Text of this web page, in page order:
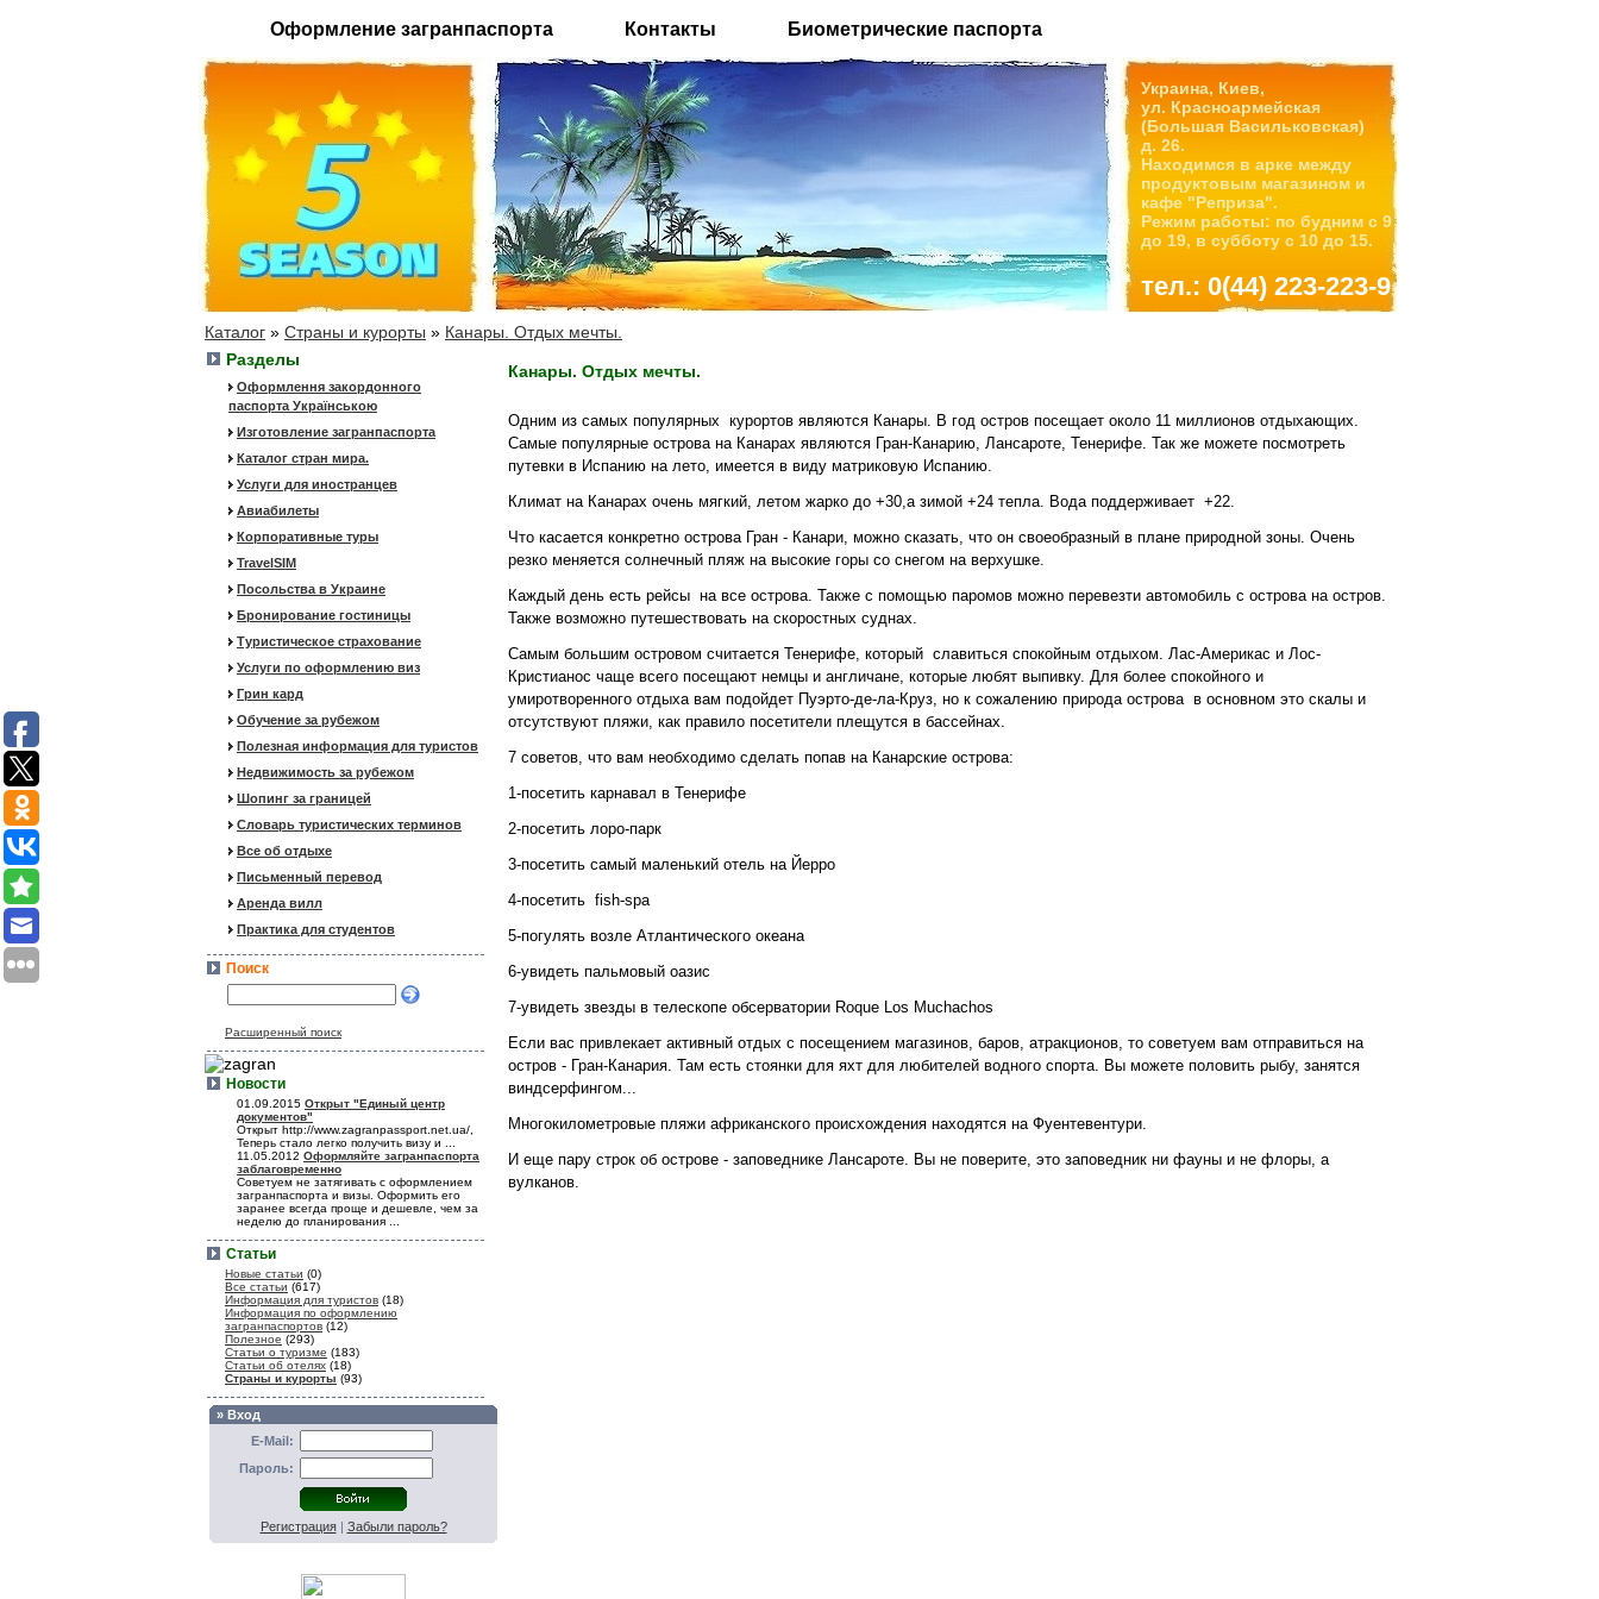
Оформление загранпаспорта Контакты Биометрические паспорта
Украина, Киев,
ул. Красноармейская
(Большая Васильковская)
д. 26.
Находимся в арке между
продуктовым магазином и
кафе "Реприза".
Режим работы: по будним с 9
до 19, в субботу с 10 до 15.
тел.: 0(44) 223-223-9
Каталог » Страны и курорты » Канары. Отдых мечты.
Разделы
Оформлення закордонного
паспорта Українською
Изготовление загранпаспорта
Каталог стран мира.
Услуги для иностранцев
Авиабилеты
Корпоративные туры
TravelSIM
Посольства в Украине
Бронирование гостиницы
Туристическое страхование
Услуги по оформлению виз
Грин кард
Обучение за рубежом
Полезная информация для туристов
Недвижимость за рубежом
Шопинг за границей
Словарь туристических терминов
Все об отдыхе
Письменный перевод
Аренда вилл
Практика для студентов
Поиск
Расширенный поиск
Новости
01.09.2015 Открыт "Единый центр
документов"
Открыт http://www.zagranpassport.net.ua/,
Теперь стало легко получить визу и ...
11.05.2012 Оформляйте загранпаспорта
заблаговременно
Советуем не затягивать с оформлением
загранпаспорта и визы. Оформить его
заранее всегда проще и дешевле, чем за
неделю до планирования ...
Статьи
Новые статьи (0)
Все статьи (617)
Информация для туристов (18)
Информация по оформлению
загранпаспортов (12)
Полезное (293)
Статьи о туризме (183)
Статьи об отелях (18)
Страны и курорты (93)
» Вход
E-Mail:
Пароль:
Регистрация| Забыли пароль?
Канары. Отдых мечты.
Одним из самых популярных курортов являются Канары. В год остров посещает около 11 миллионов отдыхающих.
Самые популярные острова на Канарах являются Гран-Канарию, Лансароте, Тенерифе. Так же можете посмотреть
путевки в Испанию на лето, имеется в виду матриковую Испанию.
Климат на Канарах очень мягкий, летом жарко до +30,а зимой +24 тепла. Вода поддерживает +22.
Что касается конкретно острова Гран - Канари, можно сказать, что он своеобразный в плане природной зоны. Очень
резко меняется солнечный пляж на высокие горы со снегом на верхушке.
Каждый день есть рейсы на все острова. Также с помощью паромов можно перевезти автомобиль с острова на остров.
Также возможно путешествовать на скоростных суднах.
Самым большим островом считается Тенерифе, который славиться спокойным отдыхом. Лас-Америкас и Лос-
Кристианос чаще всего посещают немцы и англичане, которые любят выпивку. Для более спокойного и
умиротворенного отдыха вам подойдет Пуэрто-де-ла-Круз, но к сожалению природа острова в основном это скалы и
отсутствуют пляжи, как правило посетители плещутся в бассейнах.
7 советов, что вам необходимо сделать попав на Канарские острова:
1-посетить карнавал в Тенерифе
2-посетить лоро-парк
3-посетить самый маленький отель на Йерро
4-посетить fish-spa
5-погулять возле Атлантического океана
6-увидеть пальмовый оазис
7-увидеть звезды в телескопе обсерватории Roque Los Muchachos
Если вас привлекает активный отдых с посещением магазинов, баров, атракционов, то советуем вам отправиться на
остров - Гран-Канария. Там есть стоянки для яхт для любителей водного спорта. Вы можете половить рыбу, занятся
виндсерфингом...
Многокилометровые пляжи африканского происхождения находятся на Фуентевентури.
И еще пару строк об острове - заповеднике Лансароте. Вы не поверите, это заповедник ни фауны и не флоры, а
вулканов.